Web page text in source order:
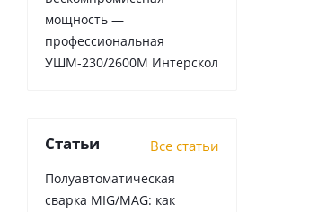
мощность —
профессиональная
УШМ-230/2600М Интерскол
Статьи Все статьи
Полуавтоматическая
сварка MIG/MAG: как